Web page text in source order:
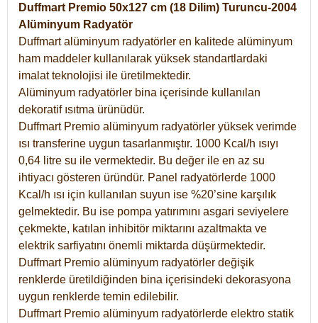
Duffmart Premio 50x127 cm (18 Dilim) Turuncu-2004
Alüminyum Radyatör
Duffmart alüminyum radyatörler en kalitede alüminyum
ham maddeler kullanılarak yüksek standartlardaki
imalat teknolojisi ile üretilmektedir.
Alüminyum radyatörler bina içerisinde kullanılan
dekoratif ısıtma ürünüdür.
Duffmart Premio alüminyum radyatörler yüksek verimde
ısı transferine uygun tasarlanmıştır. 1000 Kcal/h ısıyı
0,64 litre su ile vermektedir. Bu değer ile en az su
ihtiyacı gösteren üründür. Panel radyatörlerde 1000
Kcal/h ısı için kullanılan suyun ise %20’sine karşılık
gelmektedir. Bu ise pompa yatırımını asgari seviyelere
çekmekte, katılan inhibitör miktarını azaltmakta ve
elektrik sarfiyatını önemli miktarda düşürmektedir.
Duffmart Premio alüminyum radyatörler değişik
renklerde üretildiğinden bina içerisindeki dekorasyona
uygun renklerde temin edilebilir.
Duffmart Premio alüminyum radyatörlerde elektro statik